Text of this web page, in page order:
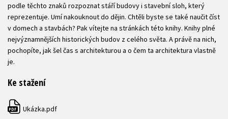
podle těchto znaků rozpoznat stáří budovy i stavební sloh, který
reprezentuje. Umí nakouknout do dějin. Chtěli byste se také naučit číst
v domech a stavbách? Pak vítejte na stránkách této knihy. Knihy plné
nejvýznamnějších historických budov z celého světa. A právě na nich,
pochopíte, jak šel čas s architekturou a o čem ta architektura vlastně
je.
Ke stažení
PDF Ukázka.pdf